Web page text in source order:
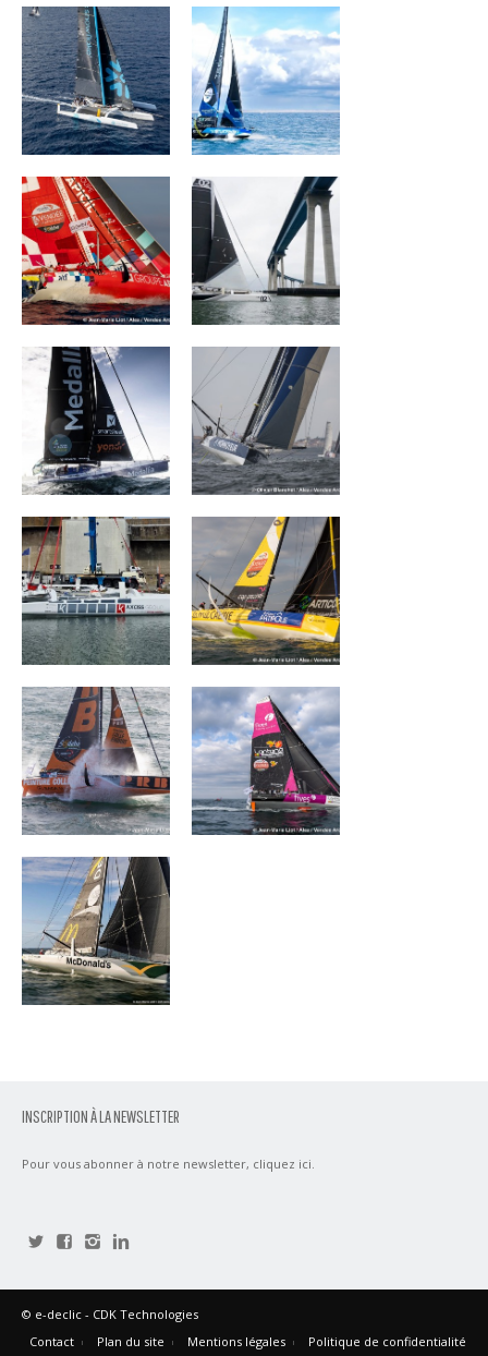
Groupe APICIL ORION RACING
MEDALLIA
Monnoyeur - Duo
for a job
ACXISS Group La Mie Câline
PRB
FIVES GROUP –
LANTANA
DEVENIR
INSCRIPTION À LA NEWSLETTER
Pour vous abonner à notre newsletter, cliquez ici
© e-declic - CDK Technologies
Contact
Plan du site Mentions légales Politique de confidentialité